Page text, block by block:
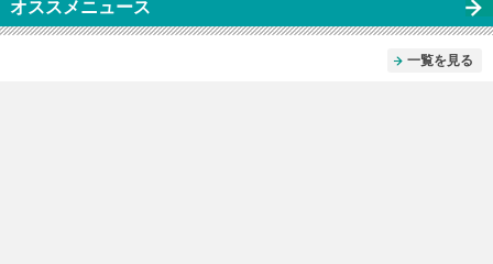
オススメニュース
一覧を見る